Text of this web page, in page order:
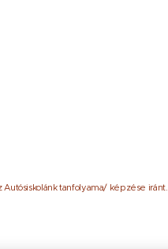
tanfolyama/ képzése iránt.